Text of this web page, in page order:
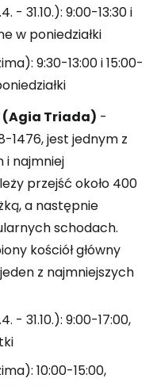
- 31.10.): 9:00-13:30 i
w poniedziałki
9:30-13:00 i 15:00-
(Agia Triada) -
1476, jest jednym z
i najmniej
przejść około 400
a następnie
schodach.
kościół główny
z najmniejszych
- 31.10.): 9:00-17:00,
10:00-15:00,